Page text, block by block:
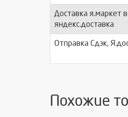
Доставка я.маркет
яндекс.доставка
Отправка Сдэк,
Похожие